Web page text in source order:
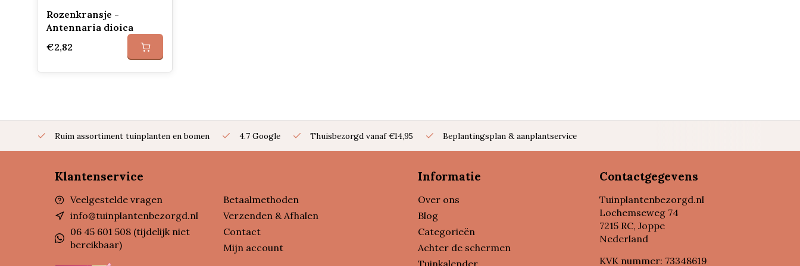
Rozenkransje -
Antennaria dioica
€2,82
Ruim assortiment tuinplanten en bomen 4.7 Google Thuisbezorgd vanaf €14,95 Beplantingsplan & aanplantservice
Klantenservice
Veelgestelde vragen
info@tuinplantenbezorgd.nl
06 45 601 508 (tijdelijk niet
bereikbaar)
Betaalmethoden
Verzenden & Afhalen
Contact
Mijn account
Informatie
Over ons
Blog
Categorieën
Achter de schermen
Tuinkalender
Contactgegevens
Tuinplantenbezorgd.nl
Lochemseweg 74
7215 RC, Joppe
Nederland
KVK nummer: 73348619